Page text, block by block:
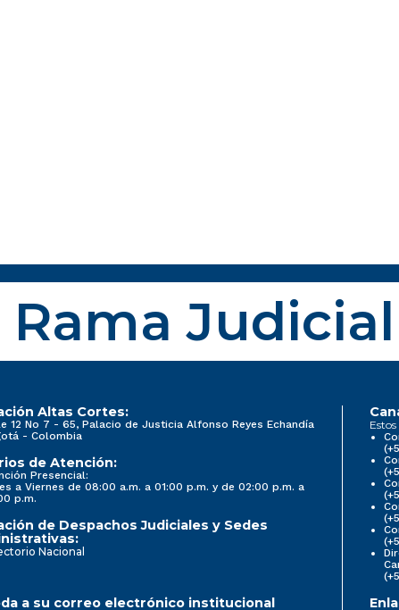
Rama Judicial
Altas Cortes:
12 No 7 - 65, Palacio de Justicia Alfonso Reyes Echandía
- Colombia
de Atención:
Presencial:
a Viernes de 08:00 a.m. a 01:00 p.m. y de 02:00 p.m. a
p.m.
de Despachos Judiciales y Sedes
Nacional
Estos
a su correo electrónico institucional